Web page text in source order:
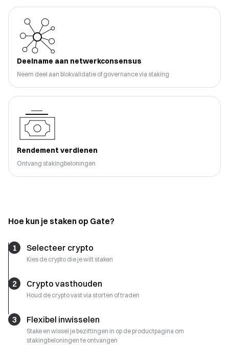
Deelname aan netwerkconsensus
Neem deel aan blokvalidatie of governance via staking
Rendement verdienen
Ontvang stakingbeloningen
Hoe kun je staken op Gate?
1 Selecteer crypto
Kies de crypto die je wilt staken
2 Crypto vasthouden
Houd de crypto vast via storten of traden
3 Flexibel inwisselen
Stake en wissel je bezittingen in op de productpagina om
stakingbeloningen te ontvangen